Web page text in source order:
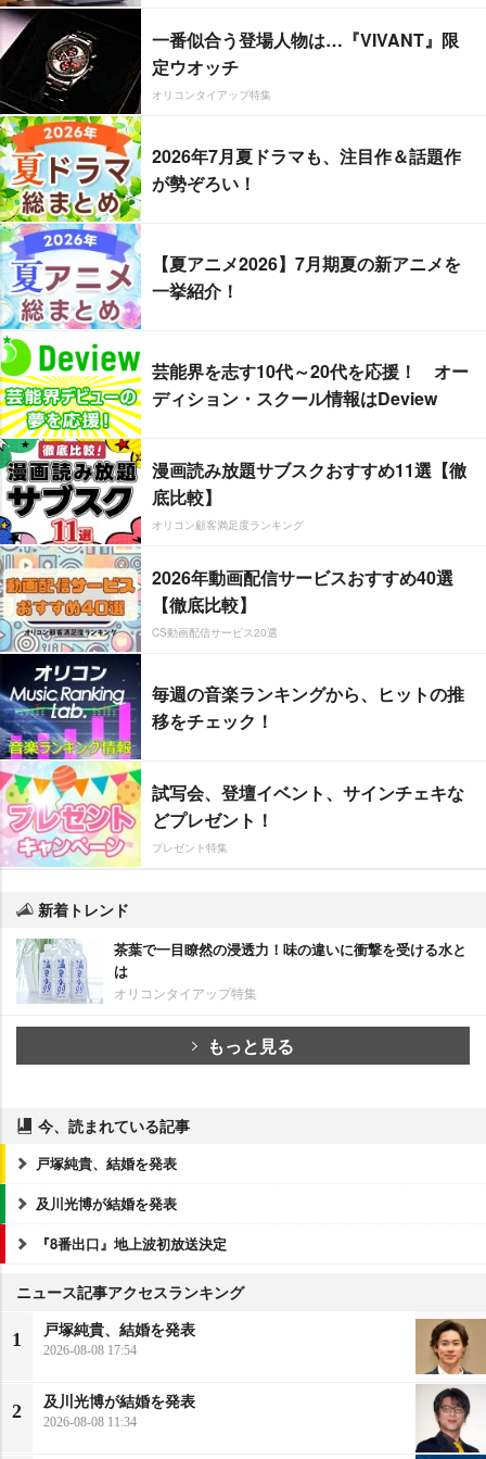
一番似合う登場人物は…『VIVANT』限
定ウオッチ
オリコンタイアップ特集
2026年7月夏ドラマも、注目作＆話題作
が勢ぞろい！
【夏アニメ2026】7月期夏の新アニメを
一挙紹介！
芸能界を志す10代～20代を応援！ オー
ディション・スクール情報はDeview
漫画読み放題サブスクおすすめ11選【徹
底比較】
オリコン顧客満足度ランキング
2026年動画配信サービスおすすめ40選
【徹底比較】
CS動画配信サービス20選
毎週の音楽ランキングから、ヒットの推
移をチェック！
試写会、登壇イベント、サインチェキな
どプレゼント！
プレゼント特集
新着トレンド
茶葉で一目瞭然の浸透力！味の違いに衝撃を受ける水と
は
オリコンタイアップ特集
もっと見る
今、読まれている記事
戸塚純貴、結婚を発表
及川光博が結婚を発表
『8番出口』地上波初放送決定
ニュース記事アクセスランキング
1
戸塚純貴、結婚を発表
2026-08-08 17:54
2
及川光博が結婚を発表
2026-08-08 11:34